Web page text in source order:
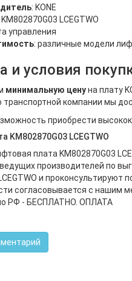
: KONE
KM802870G03 LCEGTWO
управления
: различные модели
и условия
минимальную ценуна плату
компании мы
приобрести
KM802870G03 LCEGTWO
плата KM802870G03
производителей по
и
согласовывается с нашим
РФ - БЕСПЛАТНО. ОПЛАТА